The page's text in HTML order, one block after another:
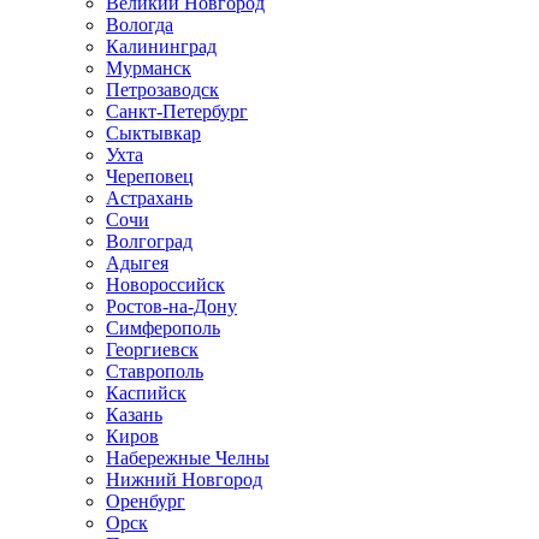
Вологда
Калининград
Мурманск
Петрозаводск
Санкт-Петербург
Сыктывкар
Ухта
Череповец
Астрахань
Сочи
Волгоград
Адыгея
Новороссийск
Ростов-на-Дону
Симферополь
Георгиевск
Ставрополь
Каспийск
Казань
Киров
Набережные Челны
Нижний Новгород
Оренбург
Орск